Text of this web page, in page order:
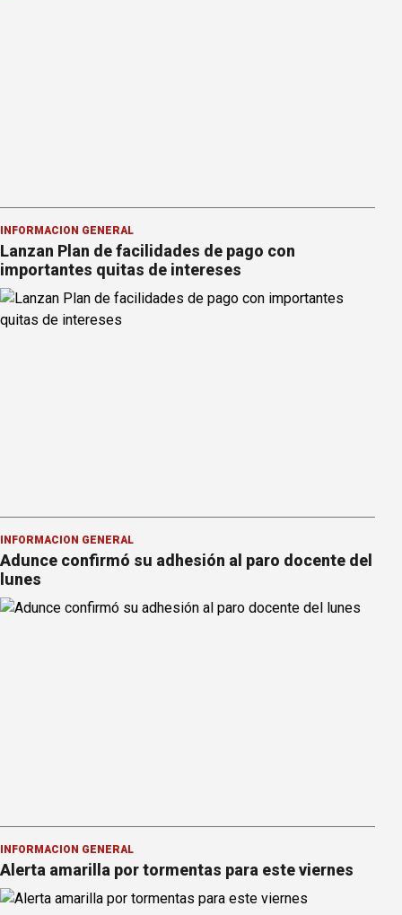
INFORMACION GENERAL
Lanzan Plan de facilidades de pago con
importantes quitas de intereses
INFORMACION GENERAL
Adunce confirmó su adhesión al paro docente del
lunes
INFORMACION GENERAL
Alerta amarilla por tormentas para este viernes